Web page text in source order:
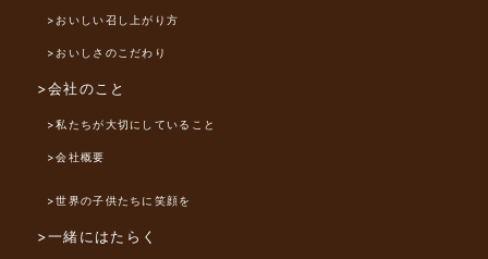
>おいしい召し上がり方
>おいしさのこだわり
>会社のこと
>私たちが大切にしていること
>会社概要
>世界の子供たちに笑顔を
>一緒にはたらく